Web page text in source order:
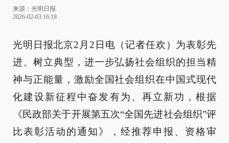
来源： 光明日报
2026-02-03 16:18
光明日报北京2月2日电（记者任欢）为表彰先
进、树立典型，进一步弘扬社会组织的担当精
神与正能量，激励全国社会组织在中国式现代
化建设新征程中奋发有为、再立新功，根据
《民政部关于开展第五次“全国先进社会组织”评
比表彰活动的通知》，经推荐申报、资格审